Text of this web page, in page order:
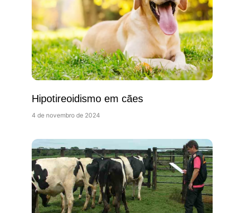
Hipotireoidismo em cães
4 de novembro de 2024